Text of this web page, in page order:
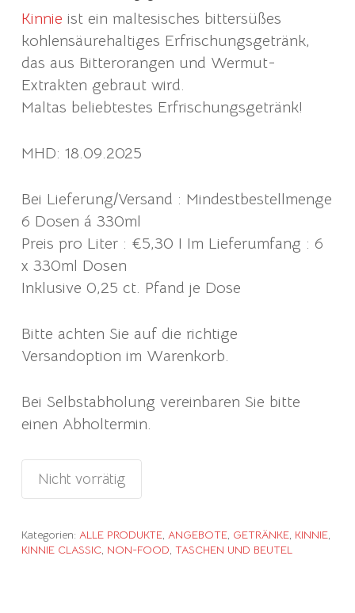
Kinnie ist ein maltesisches bittersüßes
kohlensäurehaltiges Erfrischungsgetränk,
das aus Bitterorangen und Wermut-
Extrakten gebraut wird.
Maltas beliebtestes Erfrischungsgetränk!
MHD: 18.09.2025
Bei Lieferung/Versand : Mindestbestellmenge
6 Dosen á 330ml
Preis pro Liter : €5,30 I Im Lieferumfang : 6
x 330ml Dosen
Inklusive 0,25 ct. Pfand je Dose
Bitte achten Sie auf die richtige
Versandoption im Warenkorb.
Bei Selbstabholung vereinbaren Sie bitte
einen Abholtermin.
Nicht vorrätig
Kategorien: ALLE PRODUKTE, ANGEBOTE, GETRÄNKE, KINNIE,
KINNIE CLASSIC, NON-FOOD TASCHEN UND BEUTEL